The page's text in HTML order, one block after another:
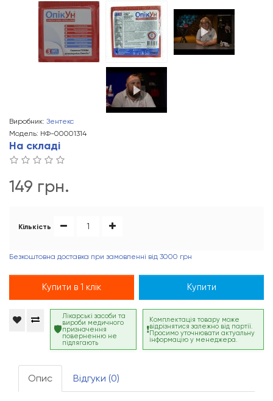
Виробник: Зентекс
Модель: НФ-00001314
На складі
149 грн.
Кількість
Безкоштовна доставка при замовленні від 3000 грн
Купити в 1 клік Купити
Лікарські засоби та
вироби медичного
призначення
поверненню не
підлягають
Комплектація товару може
відрізнятися залежно від партії.
Просимо уточнювати актуальну
інформацію у менеджера.
Опис Відгуки (0)